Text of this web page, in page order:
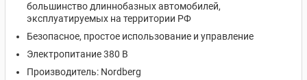
большинство длиннобазных автомобилей,
эксплуатируемых на территории РФ
Безопасное, простое использование и управление
Электропитание 380 В
Производитель: Nordberg